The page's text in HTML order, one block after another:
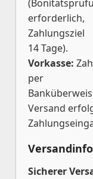
erforderlich,
Zahlungsziel
14 Tage).
Vorkasse:
per
Versand
Sicherer